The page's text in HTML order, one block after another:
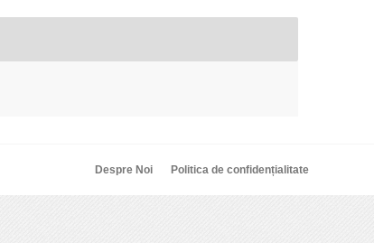
Despre Noi Politica de confidențialitate